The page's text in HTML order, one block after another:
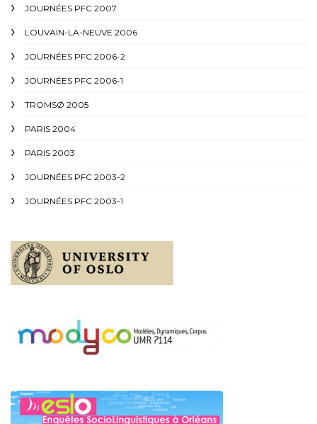
JOURNÉES PFC 2007
LOUVAIN-LA-NEUVE 2006
JOURNÉES PFC 2006-2
JOURNÉES PFC 2006-1
TROMSØ 2005
PARIS 2004
PARIS 2003
JOURNÉES PFC 2003-2
JOURNÉES PFC 2003-1